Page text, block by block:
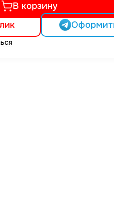
В корзину